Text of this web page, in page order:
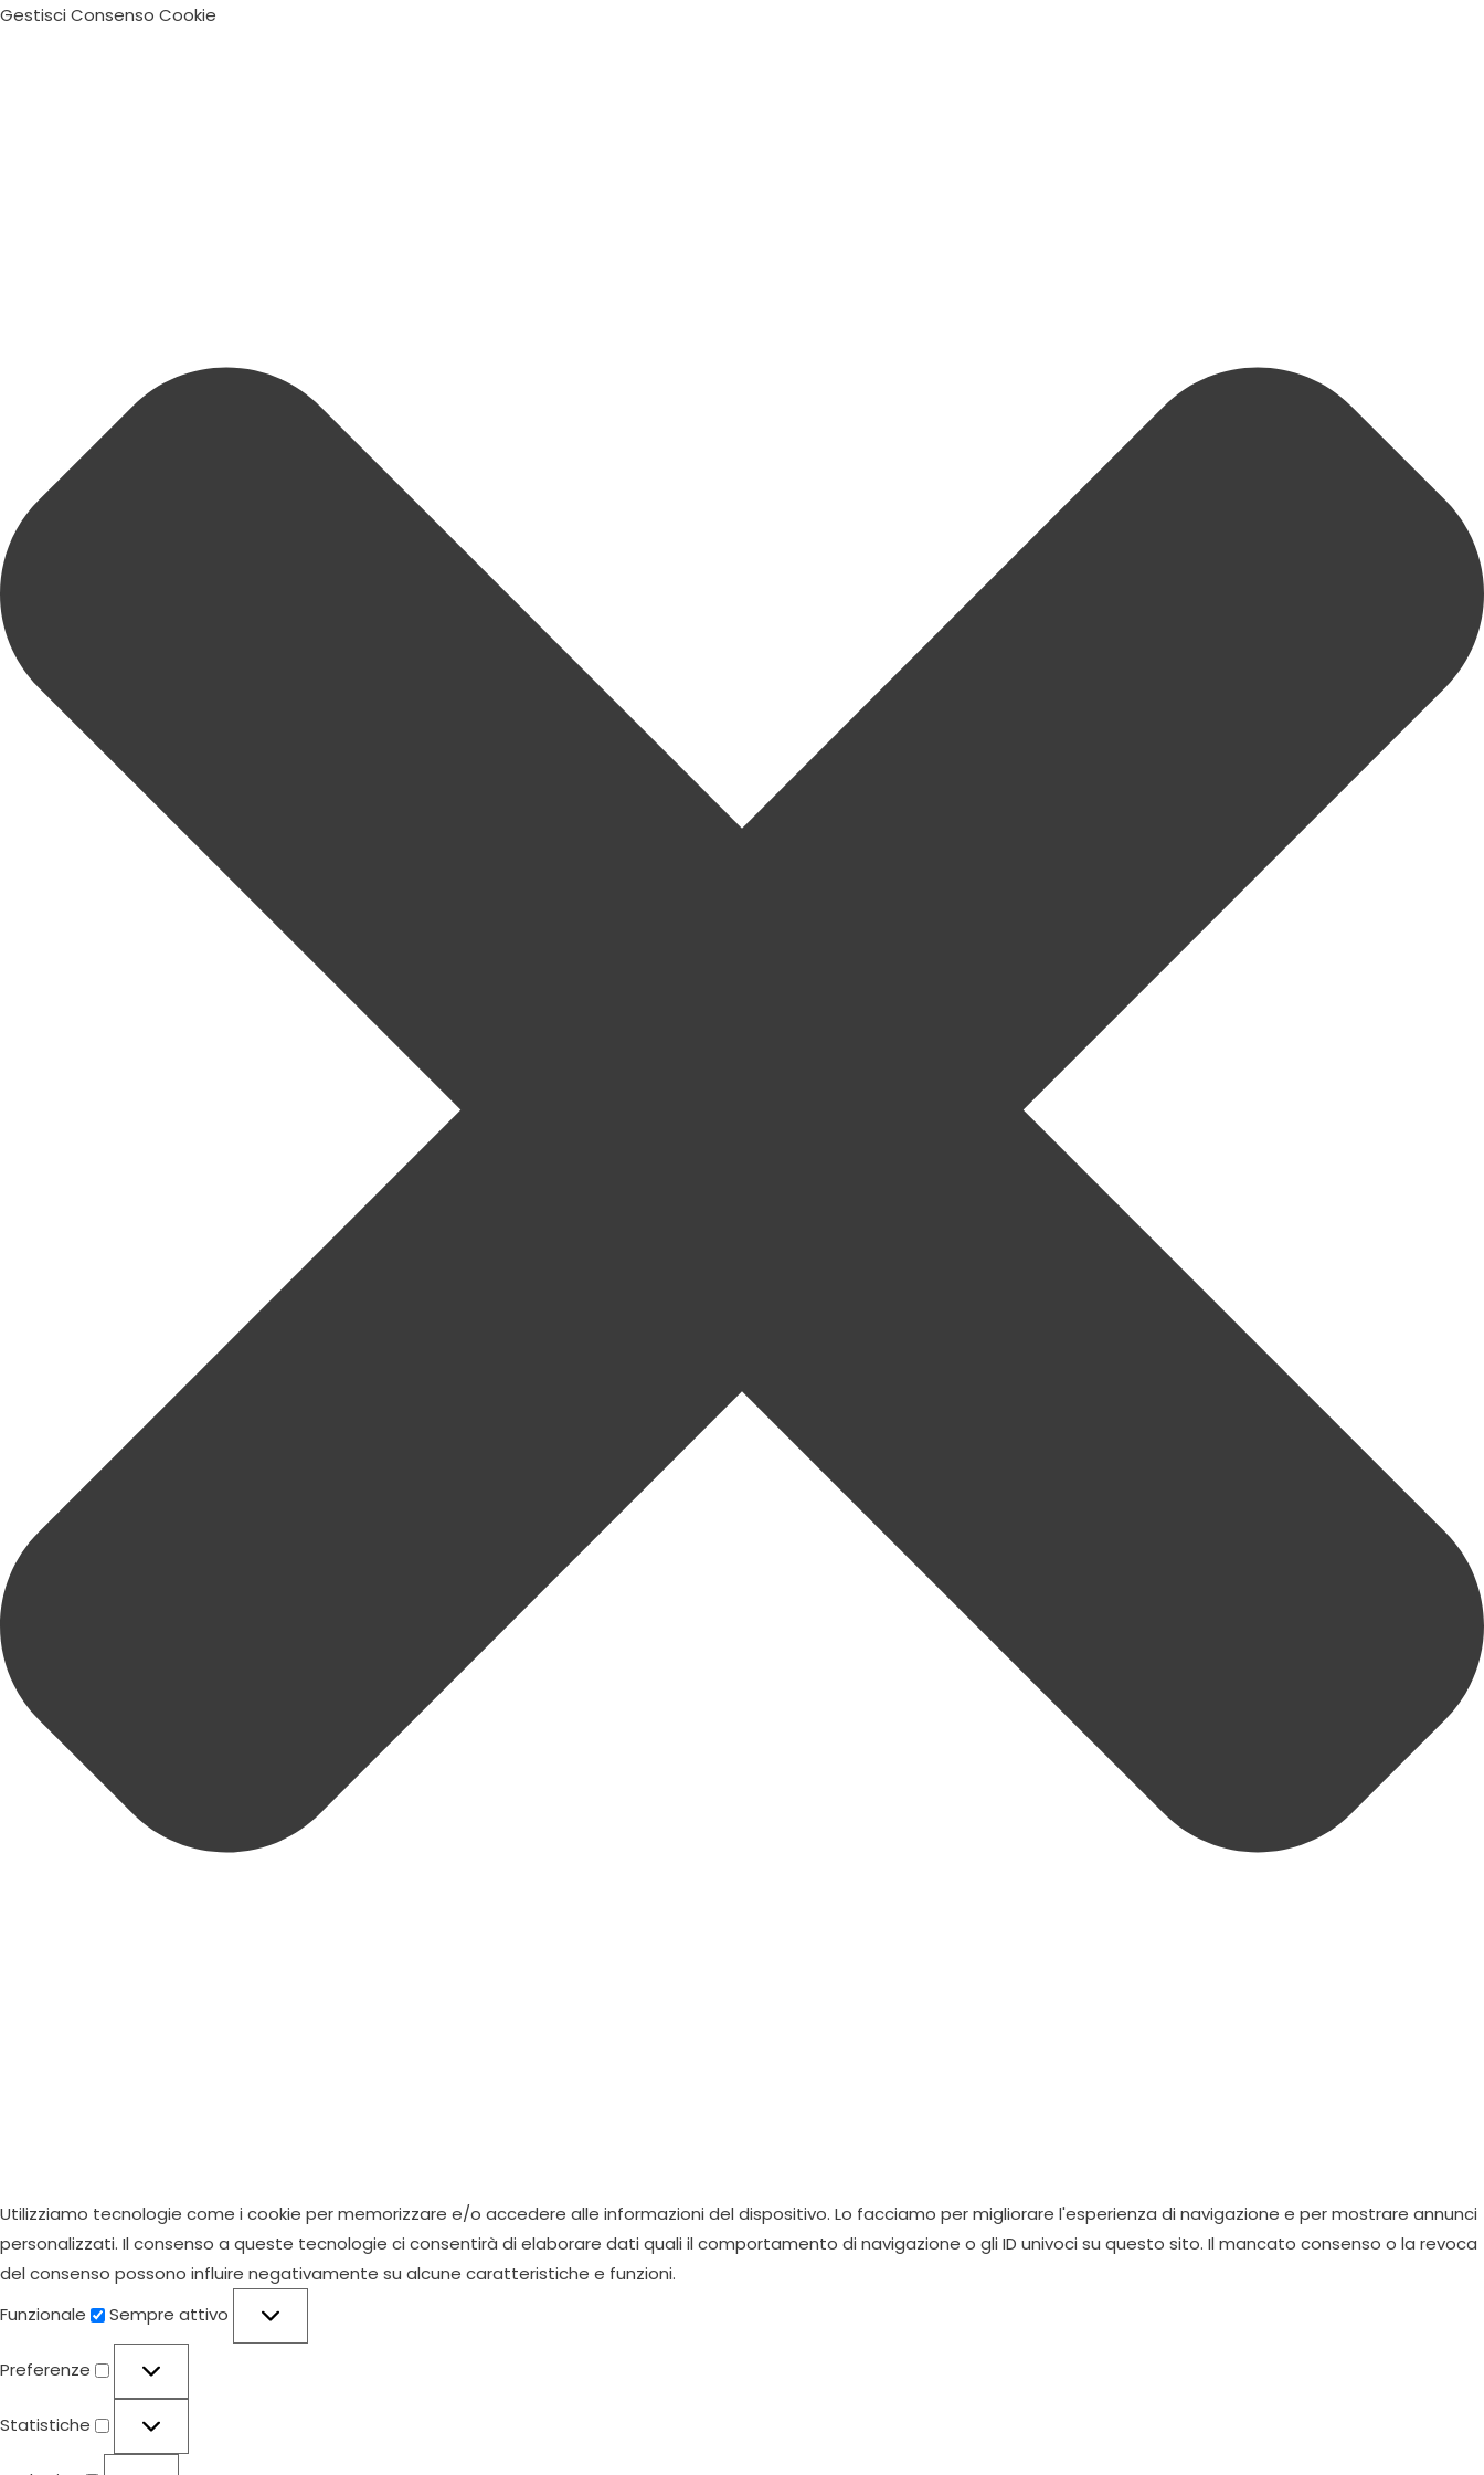
Gestisci Consenso Cookie
Utilizziamo tecnologie come i cookie per memorizzare e/o accedere alle informazioni del dispositivo. Lo facciamo per migliorare l'esperienza di navigazione e per mostrare annunci
personalizzati. Il consenso a queste tecnologie ci consentirà di elaborare dati quali il comportamento di navigazione o gli ID univoci su questo sito. Il mancato consenso o la revoca
del consenso possono influire negativamente su alcune caratteristiche e funzioni.
Funzionale
Sempre attivo
Preferenze
Statistiche